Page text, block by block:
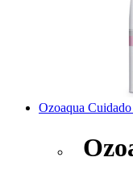
Ozoaqua